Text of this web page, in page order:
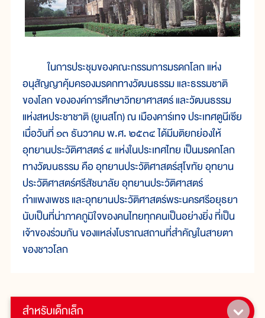
สำหรับเด็กเล็ก
ในการประชุมของคณะกรรมการมรดกโลก แห่ง
อนุสัญญาคุ้มครองมรดกทางวัฒนธรรม และธรรมชาติ
ของโลก ขององค์การศึกษาวิทยาศาสตร์ และวัฒนธรรม
แห่งสหประชาชาติ (ยูเนสโก) ณ เมืองคาร์เทจ ประเทศตูนีเซีย
เมื่อวันที่ ๑๓ ธันวาคม พ.ศ. ๒๕๓๔ ได้มีมติยกย่องให้
อุทยานประวัติศาสตร์ ๔ แห่งในประเทศไทย เป็นมรดกโลก
ทางวัฒนธรรม คือ อุทยานประวัติศาสตร์สุโขทัย อุทยาน
ประวัติศาสตร์ศรีสัชนาลัย อุทยานประวัติศาสตร์
กำแพงเพชร และอุทยานประวัติศาสตร์พระนครศรีอยุธยา
นับเป็นที่น่าภาคภูมิใจของคนไทยทุกคนเป็นอย่างยิ่ง ที่เป็น
เจ้าของร่วมกัน ของแหล่งโบราณสถานที่สำคัญในสายตา
ของชาวโลก